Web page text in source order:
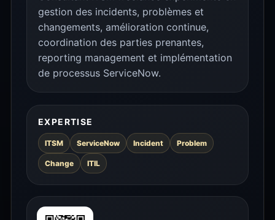
gestion des incidents, problèmes et
changements, amélioration continue,
coordination des parties prenantes,
reporting management et implémentation
de processus ServiceNow.
EXPERTISE
ITSM ServiceNow Incident Problem
Change ITIL